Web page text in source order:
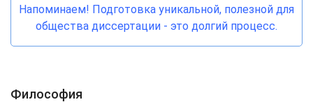
Напоминаем! Подготовка уникальной, полезной для
общества диссертации - это долгий процесс.
Философия